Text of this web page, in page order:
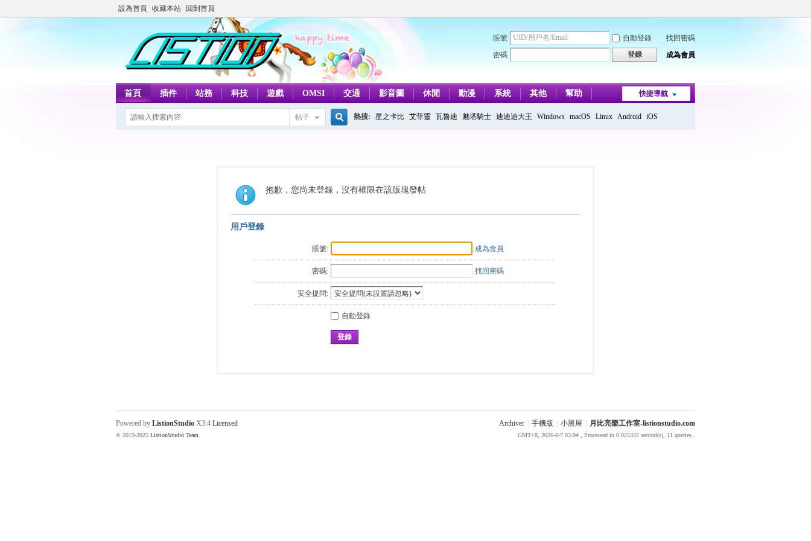
設為首頁 收藏本站 回到首頁
賬號 自動登錄
找回密碼
密碼
登錄 成為會員
快捷導航
首頁 插件 站務 科技 遊戲 OMSI 交通 影音圖 休閒 動漫 系統 其他 幫助
帖子
索
熱搜: 星之卡比 艾菲靈 瓦魯迪 魅塔騎士 迪迪迪大王 Windows macOS Linux Android iOS
抱歉，您尚未登錄，沒有權限在該版塊發帖
用戶登錄
賬號: 成為會員
密碼: 找回密碼
安全提問:
自動登錄
登錄
Archiver 手機版 小黑屋 月比亮樂工作室-listionstudio.com
GMT+8, 2026-8-7 03:04 , Processed in 0.025332 second(s), 11 queries .
Powered by ListionStudio X3.4 Licensed
© 2019-2025 ListionStudio Team